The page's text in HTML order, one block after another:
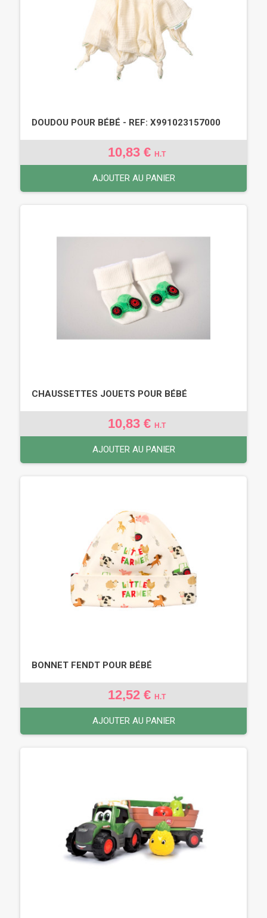
DOUDOU POUR BÉBÉ - REF: X991023157000
10,83 € H.T
AJOUTER AU PANIER
CHAUSSETTES JOUETS POUR BÉBÉ
10,83 € H.T
AJOUTER AU PANIER
BONNET FENDT POUR BÉBÉ
12,52 € H.T
AJOUTER AU PANIER